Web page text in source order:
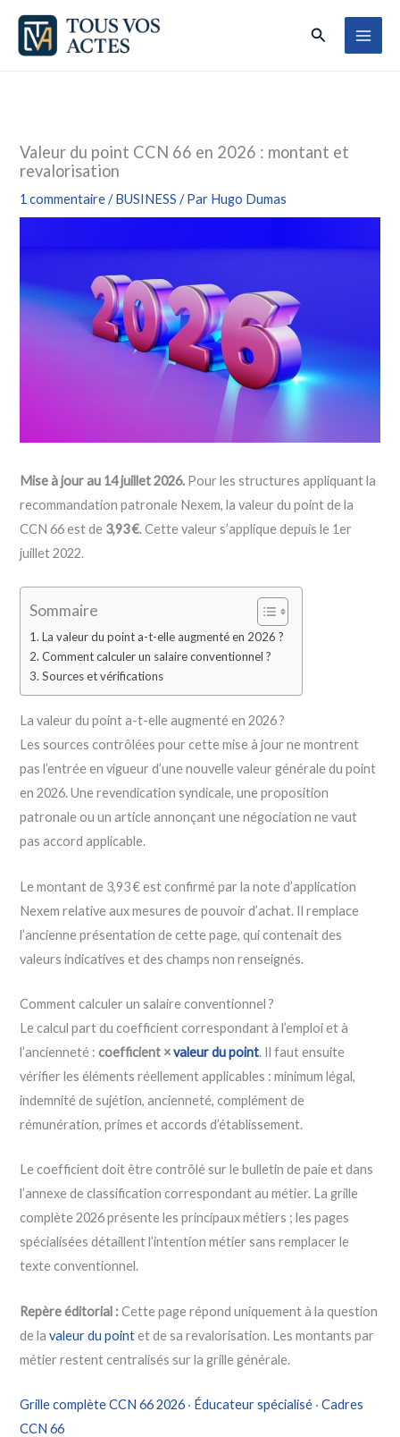
Aller
contenu
Rechercher
Valeur du point CCN 66 en 2026 : montant et
revalorisation
1 commentaire /BUSINESS / Par Hugo Dumas
Mise à jour au 14 juillet 2026. Pour les structures appliquant la
recommandation patronale Nexem, la valeur du point de la
CCN 66 est de 3,93 €. Cette valeur s’applique depuis le 1er
juillet 2022.
Sommaire
La valeur du point a-t-elle augmenté en 2026 ?
Comment calculer un salaire conventionnel ?
Sources et vérifications
La valeur du point a-t-elle augmenté en 2026 ?
Les sources contrôlées pour cette mise à jour ne montrent
pas l’entrée en vigueur d’une nouvelle valeur générale du point
en 2026. Une revendication syndicale, une proposition
patronale ou un article annonçant une négociation ne vaut
pas accord applicable.
Le montant de 3,93 € est confirmé par la note d’application
Nexem relative aux mesures de pouvoir d’achat. Il remplace
l’ancienne présentation de cette page, qui contenait des
valeurs indicatives et des champs non renseignés.
Comment calculer un salaire conventionnel ?
Le calcul part du coefficient correspondant à l’emploi et à
l’ancienneté :coefficient ×valeur du point. Il faut ensuite
vérifier les éléments réellement applicables : minimum légal,
indemnité de sujétion, ancienneté, complément de
rémunération, primes et accords d’établissement.
Le coefficient doit être contrôlé sur le bulletin de paie et dans
l’annexe de classification correspondant au métier. La grille
complète 2026 présente les principaux métiers ; les pages
spécialisées détaillent l’intention métier sans remplacer le
texte conventionnel.
Repère éditorial :Cette page répond uniquement à la question
de lavaleur du pointet de sa revalorisation. Les montants par
métier restent centralisés sur la grille générale.
Grille complète CCN 66 2026 · Éducateur spécialisé ·Cadres
CCN 66